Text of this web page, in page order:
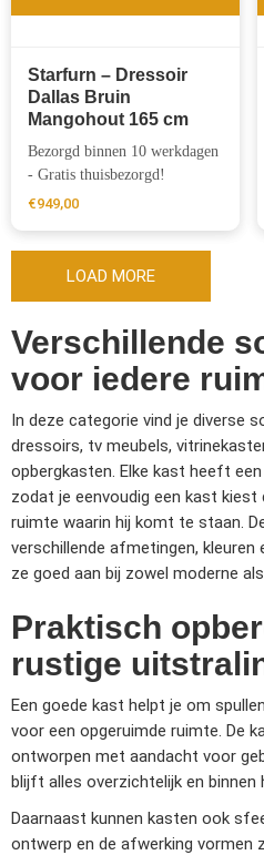
Starfurn – Dressoir
Dallas Bruin
Mangohout 165 cm
Bezorgd binnen 10 werkdagen
- Gratis thuisbezorgd!
€949,00
LOAD MORE
Verschillende
voor iedere
In deze categorie vind je diverse
dressoirs, tv meubels,
opbergkasten. Elke kast heeft
zodat je eenvoudig een kast kiest
ruimte waarin hij komt te staan.
verschillende afmetingen, kleuren
ze goed aan bij zowel moderne
Praktisch
rustige
Een goede kast helpt je om
voor een opgeruimde ruimte. De
ontworpen met aandacht voor
blijft alles overzichtelijk en binnen
Daarnaast kunnen kasten ook
ontwerp en de afwerking vormen